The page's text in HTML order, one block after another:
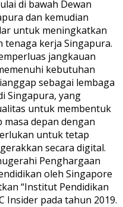
di bawah Dewan
dan kemudian
untuk meningkatkan
kerja Singapura.
jangkauan
kebutuhan
sebagai lembaga
Singapura, yang
untuk membentuk
depan dengan
untuk tetap
secara digital.
Penghargaan
oleh Singapore
“Institut Pendidikan
Insider pada tahun 2019.